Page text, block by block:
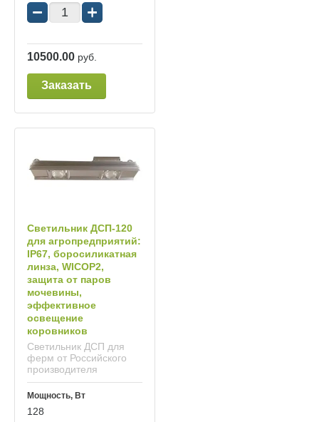
− +
10500.00 руб.
Заказать
Светильник ДСП‑120
для агропредприятий:
IP67, боросиликатная
линза, WICOP2,
защита от паров
мочевины,
эффективное
освещение
коровников
Светильник ДСП для
ферм от Российского
производителя
Мощность, Вт
128